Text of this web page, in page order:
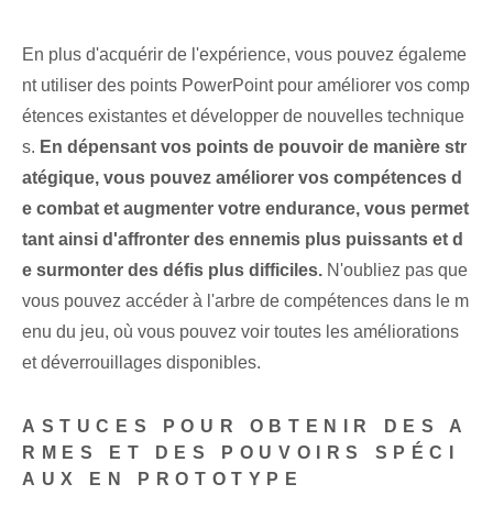
En plus d'acquérir de l'expérience, vous pouvez égaleme
nt⁤ utiliser des points PowerPoint pour améliorer vos comp
étences existantes et⁤ développer de ⁢nouvelles technique
s. En dépensant vos points de pouvoir de manière str
atégique, vous pouvez améliorer vos compétences d
e combat et augmenter votre endurance, vous permet
tant ainsi d'affronter des ennemis plus puissants et d
e surmonter des défis plus difficiles. N'oubliez pas que
vous pouvez accéder à l'arbre de compétences dans le m
enu du jeu, où vous pouvez voir toutes les améliorations
et déverrouillages disponibles.
ASTUCES POUR OBTENIR DES A
RMES ET DES POUVOIRS SPÉCI
AUX EN PROTOTYPE